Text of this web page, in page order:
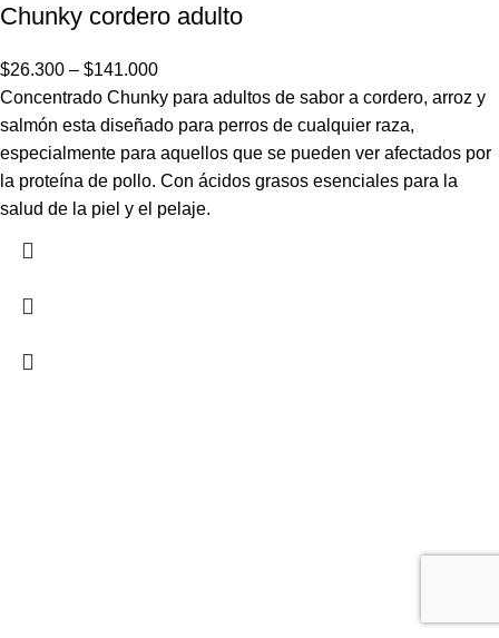
Chunky cordero adulto
$26.300 – $141.000
Concentrado Chunky para adultos de sabor a cordero, arroz y
salmón esta diseñado para perros de cualquier raza,
especialmente para aquellos que se pueden ver afectados por
la proteína de pollo. Con ácidos grasos esenciales para la
salud de la piel y el pelaje.